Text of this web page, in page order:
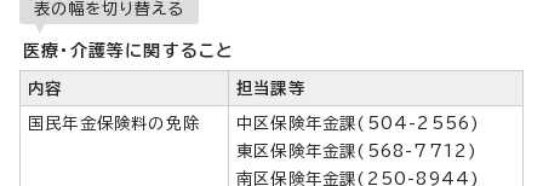
表の幅を切り替える
医療・介護等に関すること
内容 担当課等
国民年金保険料の免除
中区保険年金課(504-2556)
東区保険年金課(568-7712)
南区保険年金課(250-8944)